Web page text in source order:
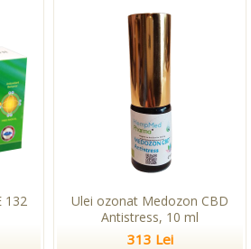
132
Ulei ozonat Medozon CBD
Antistress, 10 ml
313 Lei